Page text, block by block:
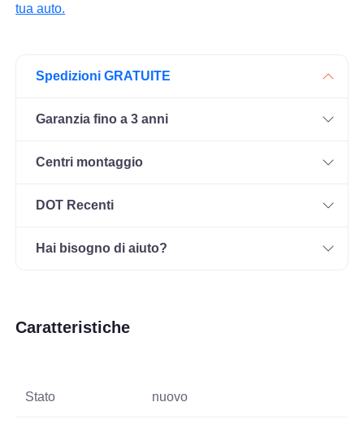
tua auto.
Spedizioni GRATUITE
Garanzia fino a 3 anni
Centri montaggio
DOT Recenti
Hai bisogno di aiuto?
Caratteristiche
Stato nuovo